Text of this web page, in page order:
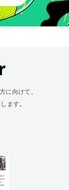
に向けて、
ます。